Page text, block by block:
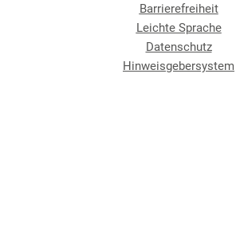
Barrierefreiheit
Leichte Sprache
Datenschutz
Hinweisgebersystem